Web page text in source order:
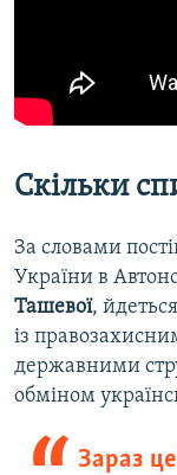
Скільки
За словами
України в
Ташевої,
із
державними
обміном
Зараз